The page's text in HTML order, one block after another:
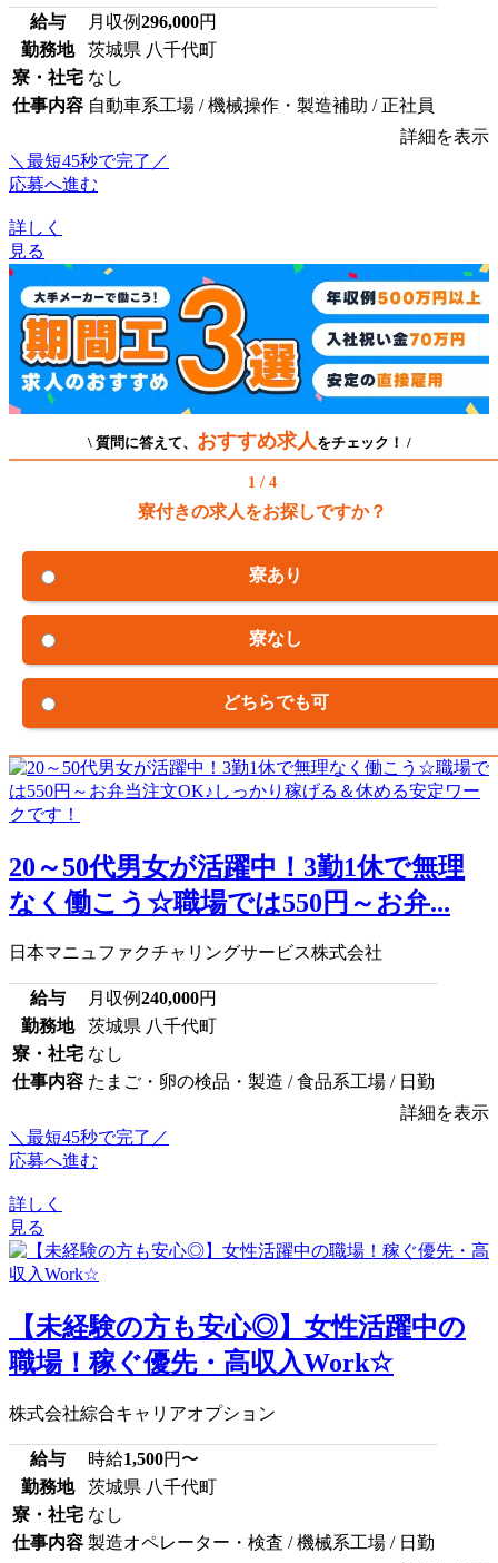
給与 月収例296,000円
勤務地
茨城県 八千代町
寮・社宅 なし
仕事内容 自動車系工場 / 機械操作・製造補助 / 正社員
詳細を表示
＼最短45秒で完了／
応募へ進む
詳しく
見る
\ 質問に答えて、 おすすめ求人 をチェック！ /
1 / 4
寮付きの求人をお探しですか？
寮あり
寮なし
どちらでも可
20～50代男女が活躍中！3勤1休で無理
なく働こう☆職場では550円～お弁...
日本マニュファクチャリングサービス株式会社
給与 月収例240,000円
勤務地
茨城県 八千代町
寮・社宅 なし
仕事内容 たまご・卵の検品・製造 / 食品系工場 / 日勤
詳細を表示
＼最短45秒で完了／
応募へ進む
詳しく
見る
【未経験の方も安心◎】女性活躍中の
職場！稼ぐ優先・高収入Work☆
株式会社綜合キャリアオプション
給与 時給1,500円〜
勤務地
茨城県 八千代町
寮・社宅 なし
仕事内容 製造オペレーター・検査 / 機械系工場 / 日勤